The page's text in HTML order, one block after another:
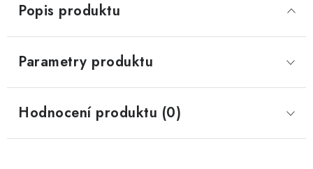
Popis produktu
Parametry produktu
Hodnocení produktu (0)